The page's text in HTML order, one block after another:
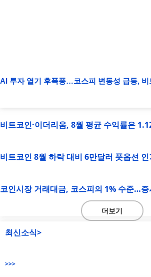
AI 투자 열기 후폭풍…코스피 변동성 급등, 비
비트코인·이더리움, 8월 평균 수익률은
비트코인 8월 하락 대비 6만달러 풋옵션 인
코인시장 거래대금, 코스피의 1% 수준…증
더보기
최신소식>
>>>